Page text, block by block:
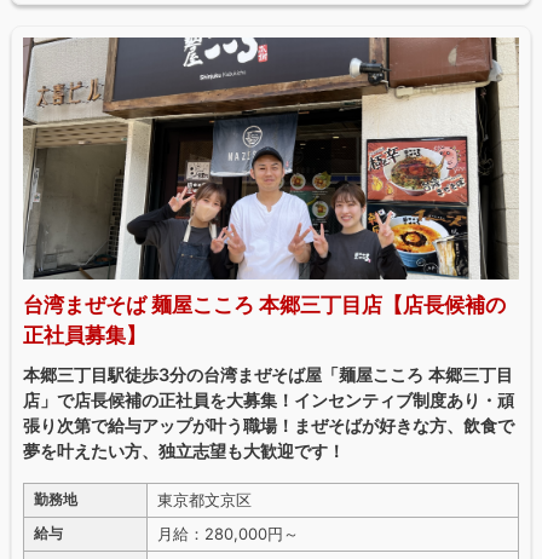
台湾まぜそば 麺屋こころ 本郷三丁目店【店長候補の
正社員募集】
本郷三丁目駅徒歩3分の台湾まぜそば屋「麺屋こころ 本郷三丁目
店」で店長候補の正社員を大募集！インセンティブ制度あり・頑
張り次第で給与アップが叶う職場！まぜそばが好きな方、飲食で
夢を叶えたい方、独立志望も大歓迎です！
勤務地 東京都文京区
給与 月給：280,000円～